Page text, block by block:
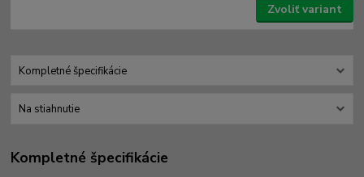
Zvoliť variant
Kompletné špecifikácie
Na stiahnutie
Kompletné špecifikácie